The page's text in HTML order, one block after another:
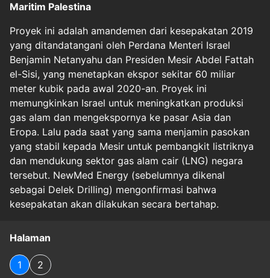
Maritim Palestina
Proyek ini adalah amandemen dari kesepakatan 2019
yang ditandatangani oleh Perdana Menteri Israel
Benjamin Netanyahu dan Presiden Mesir Abdel Fattah
el-Sisi, yang menetapkan ekspor sekitar 60 miliar
meter kubik pada awal 2020-an. Proyek ini
memungkinkan Israel untuk meningkatkan produksi
gas alam dan mengekspornya ke pasar Asia dan
Eropa. Lalu pada saat yang sama menjamin pasokan
yang stabil kepada Mesir untuk pembangkit listriknya
dan mendukung sektor gas alam cair (LNG) negara
tersebut. NewMed Energy (sebelumnya dikenal
sebagai Delek Drilling) mengonfirmasi bahwa
kesepakatan akan dilakukan secara bertahap.
Halaman
1 2